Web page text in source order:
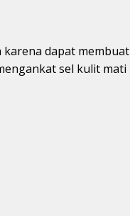
dapat membuat
sel kulit mati